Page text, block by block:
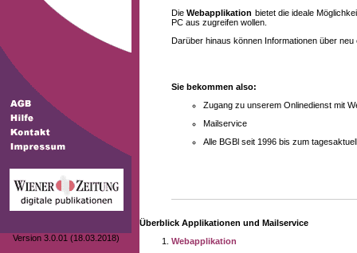
Version 3.0.01 (18.03.2018)
DieWebapplikation bietet die ideale
PC aus zugreifen wollen.
Darüber hinaus können Informationen über
Sie bekommen also:
Zugang zu unserem Onlinedienst mit
Mailservice
Alle BGBl seit 1996 bis zum
Überblick Applikationen und Mailservice
Webapplikation